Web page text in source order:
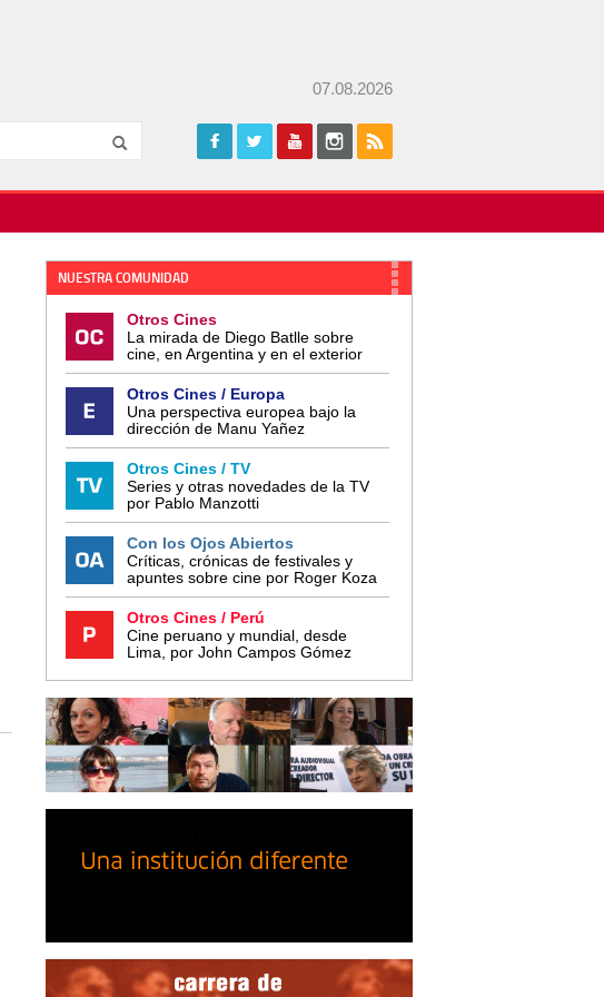
07.08.2026
NUESTRA COMUNIDAD
Otros Cines
La mirada de Diego Batlle sobre
cine, en Argentina y en el exterior
Otros Cines / Europa
Una perspectiva europea bajo la
dirección de Manu Yañez
Otros Cines / TV
Series y otras novedades de la TV
por Pablo Manzotti
Con los Ojos Abiertos
Críticas, crónicas de festivales y
apuntes sobre cine por Roger Koza
Otros Cines / Perú
Cine peruano y mundial, desde
Lima, por John Campos Gómez